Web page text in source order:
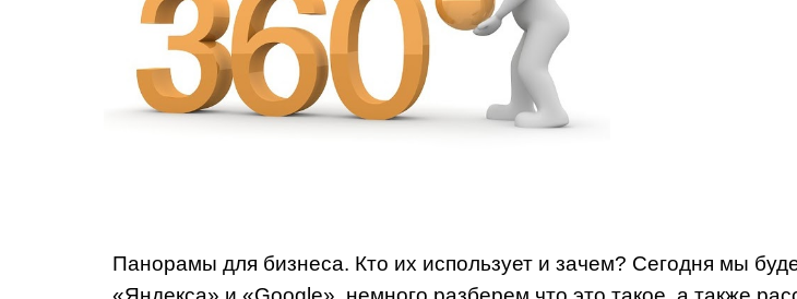
Панорамы для бизнеса. Кто их использует и зачем? Сегодня мы